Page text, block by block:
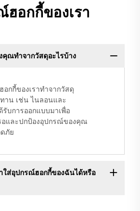
ฮอกกี้ของเรา
คุณทำจากวัสดุอะไรบ้าง
อกกี้ของเราทำจากวัสดุ
าน เช่น ไนลอนและ
รับการออกแบบมาเพื่อ
อและปกป้องอุปกรณ์ของคุณ
ภัย
ใส่อุปกรณ์ฮอกกี้ของฉันได้หรือ